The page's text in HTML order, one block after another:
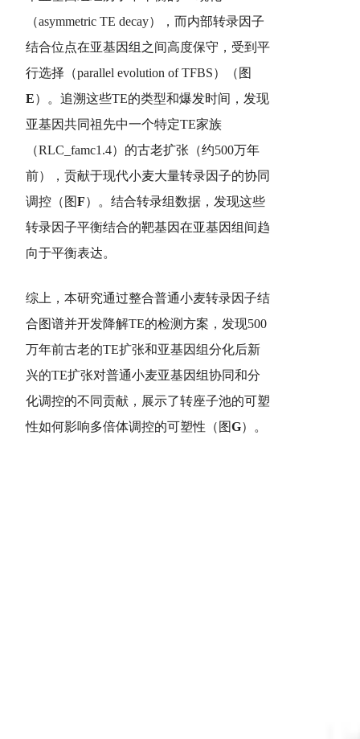
（asymmetric TE decay），而内部转录因子
结合位点在亚基因组之间高度保守，受到平
行选择（parallel evolution of TFBS）（图
E）。追溯这些TE的类型和爆发时间，发现
亚基因共同祖先中一个特定TE家族
（RLC_famc1.4）的古老扩张（约500万年
前），贡献于现代小麦大量转录因子的协同
调控（图F）。结合转录组数据，发现这些
转录因子平衡结合的靶基因在亚基因组间趋
向于平衡表达。
综上，本研究通过整合普通小麦转录因子结
合图谱并开发降解TE的检测方案，发现500
万年前古老的TE扩张和亚基因组分化后新
兴的TE扩张对普通小麦亚基因组协同和分
化调控的不同贡献，展示了转座子池的可塑
性如何影响多倍体调控的可塑性（图G）。